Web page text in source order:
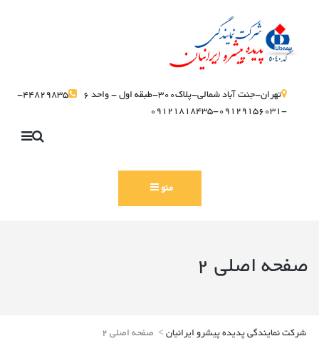
تهران-جنت آباد شمالی-پلاک300-طبقه اول - واحد 6
44829835-
-09129156031-09121818435
منو
صفحه اصلی 2
شرکت نمایندگی پدیده پیشرو ایرانیان > صفحه اصلی 2